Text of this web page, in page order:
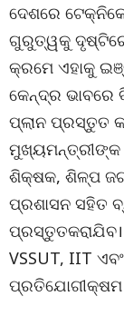
ଦେଶରେ
ଗୁରୁତ୍ୱକୁ
କ୍ରମେ ଏହାକୁ
କେନ୍ଦ୍ର ଭାବରେ
ପ୍ଲାନ ପ୍ରସ୍ତୁତ
ମୁଖ୍ୟମନ୍ତ୍ରୀଙ୍କ
ଶିକ୍ଷକ, ଶିଳ୍ପ
ପ୍ରଶାସନ ସହିତ
VSSUT, IIT
ପ୍ରତିଯୋଗୀକ୍ଷମ